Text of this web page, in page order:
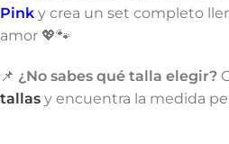
Pink y crea un set completo
amor 💖🐾
📌 ¿No sabes qué talla elegir?
tallas y encuentra la medida